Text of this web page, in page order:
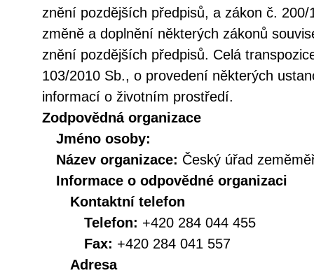
znění pozdějších předpisů, a zákon č.
změně a doplnění některých zákonů
znění pozdějších předpisů. Celá
103/2010 Sb., o provedení některých
informací o životním prostředí.
Zodpovědná organizace
Jméno osoby:
Název organizace: Český úřad
Informace o odpovědné organizaci
Kontaktní telefon
Telefon: +420 284 044 455
Fax: +420 284 041 557
Adresa